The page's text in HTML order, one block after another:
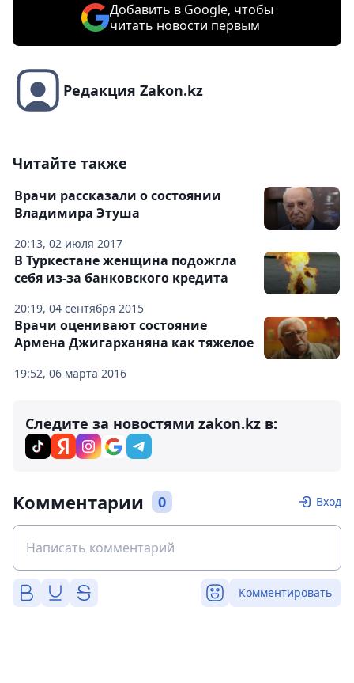
Добавить в Google, чтобы
читать новости первым
Редакция Zakon.kz
Читайте также
20:13, 02 июля 2017
Врачи рассказали о состоянии
Владимира Этуша
20:19, 04 сентября 2015
В Туркестане женщина подожгла
себя из-за банковского кредита
19:52, 06 марта 2016
Врачи оценивают состояние
Армена Джигарханяна как тяжелое
Следите за новостями zakon.kz в:
Комментарии 0 Вход
Комментировать